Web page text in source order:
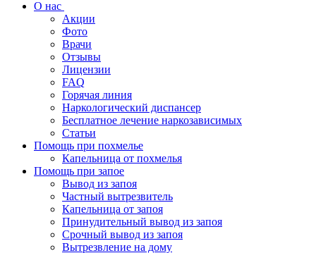
О нас
Акции
Фото
Врачи
Отзывы
Лицензии
FAQ
Горячая линия
Наркологический диспансер
Бесплатное лечение наркозависимых
Статьи
Помощь при похмелье
Капельница от похмелья
Помощь при запое
Вывод из запоя
Частный вытрезвитель
Капельница от запоя
Принудительный вывод из запоя
Срочный вывод из запоя
Вытрезвление на дому